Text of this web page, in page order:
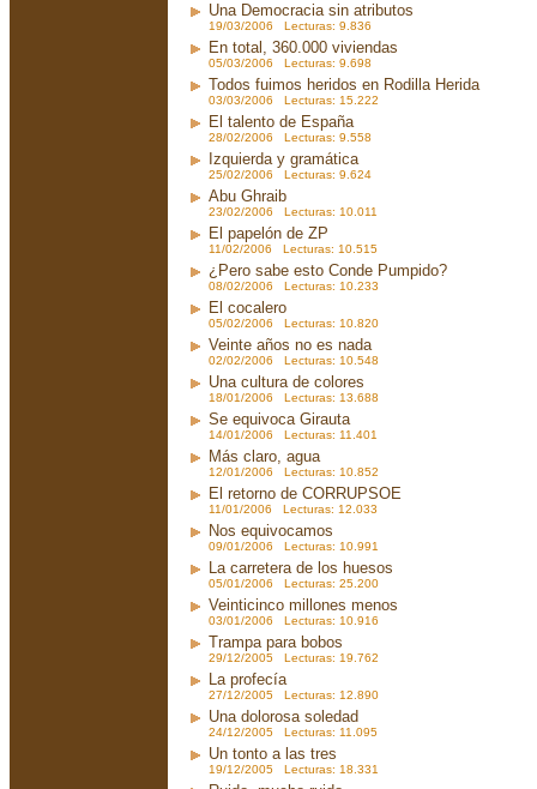
Una Democracia sin atributos
19/03/2006 Lecturas: 9.836
En total, 360.000 viviendas
05/03/2006 Lecturas: 9.698
Todos fuimos heridos en Rodilla Herida
03/03/2006 Lecturas: 15.222
El talento de España
28/02/2006 Lecturas: 9.558
Izquierda y gramática
25/02/2006 Lecturas: 9.624
Abu Ghraib
23/02/2006 Lecturas: 10.011
El papelón de ZP
11/02/2006 Lecturas: 10.515
¿Pero sabe esto Conde Pumpido?
08/02/2006 Lecturas: 10.233
El cocalero
05/02/2006 Lecturas: 10.820
Veinte años no es nada
02/02/2006 Lecturas: 10.548
Una cultura de colores
18/01/2006 Lecturas: 13.688
Se equivoca Girauta
14/01/2006 Lecturas: 11.401
Más claro, agua
12/01/2006 Lecturas: 10.852
El retorno de CORRUPSOE
11/01/2006 Lecturas: 12.033
Nos equivocamos
09/01/2006 Lecturas: 10.991
La carretera de los huesos
05/01/2006 Lecturas: 25.200
Veinticinco millones menos
03/01/2006 Lecturas: 10.916
Trampa para bobos
29/12/2005 Lecturas: 19.762
La profecía
27/12/2005 Lecturas: 12.890
Una dolorosa soledad
24/12/2005 Lecturas: 11.095
Un tonto a las tres
19/12/2005 Lecturas: 18.331